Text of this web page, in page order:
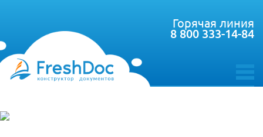
toggle
Горячая линия
8 800 333-14-84